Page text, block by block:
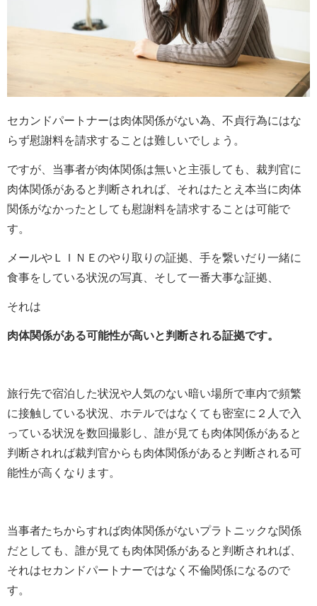
セカンドパートナーは肉体関係がない為、不貞行為にはな
らず慰謝料を請求することは難しいでしょう。
ですが、当事者が肉体関係は無いと主張しても、裁判官に
肉体関係があると判断されれば、それはたとえ本当に肉体
関係がなかったとしても慰謝料を請求することは可能で
す。
メールやＬＩＮＥのやり取りの証拠、手を繋いだり一緒に
食事をしている状況の写真、そして一番大事な証拠、
それは
肉体関係がある可能性が高いと判断される証拠です。
旅行先で宿泊した状況や人気のない暗い場所で車内で頻繁
に接触している状況、ホテルではなくても密室に２人で入
っている状況を数回撮影し、誰が見ても肉体関係があると
判断されれば裁判官からも肉体関係があると判断される可
能性が高くなります。
当事者たちからすれば肉体関係がないプラトニックな関係
だとしても、誰が見ても肉体関係があると判断されれば、
それはセカンドパートナーではなく不倫関係になるので
す。